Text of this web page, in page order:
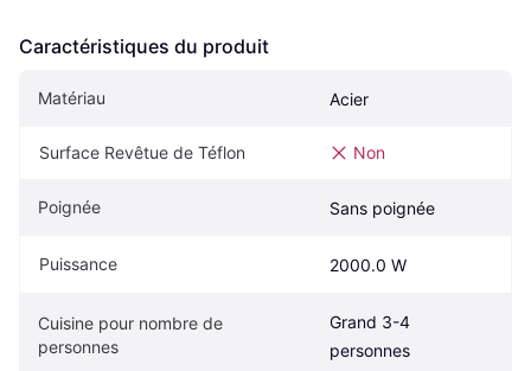
Caractéristiques du produit
Matériau Acier
Surface Revêtue de Téflon Non
Poignée Sans poignée
Puissance 2000.0 W
Cuisine pour nombre de
personnes
Grand 3-4
personnes